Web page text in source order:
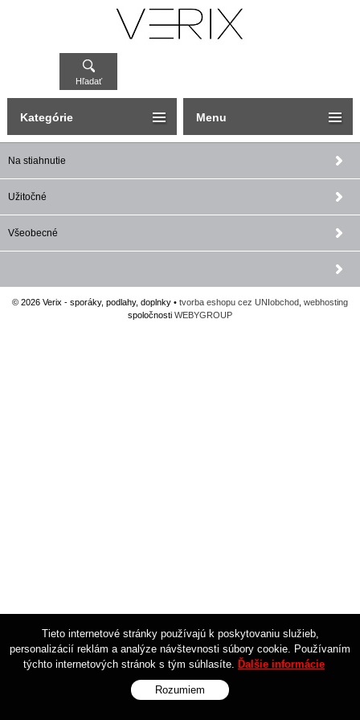
Hľadať
Kategórie Menu
Na stiahnutie
Užitočné
Všeobecné
© 2026 Verix - sporáky, podlahy, doplnky • tvorba eshopu cez UNIobchod webhosting
spoločnosti WEBYGROUP
Tieto internetové stránky používajú k poskytovaniu služieb,
personalizácií reklám a analýze návštevnosti súbory cookie. Používaním
týchto internetových stránok s tým súhlasíte. Ďalšie informácie
Rozumiem